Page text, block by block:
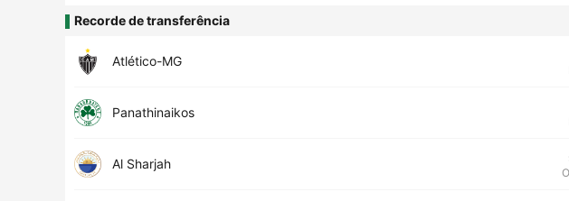
Recorde de transferência
Atlético-MG
Panathinaikos
Al Sharjah